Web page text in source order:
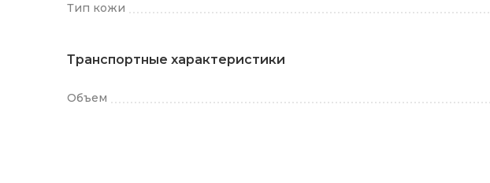
Тип кожи
Транспортные характеристики
Объем